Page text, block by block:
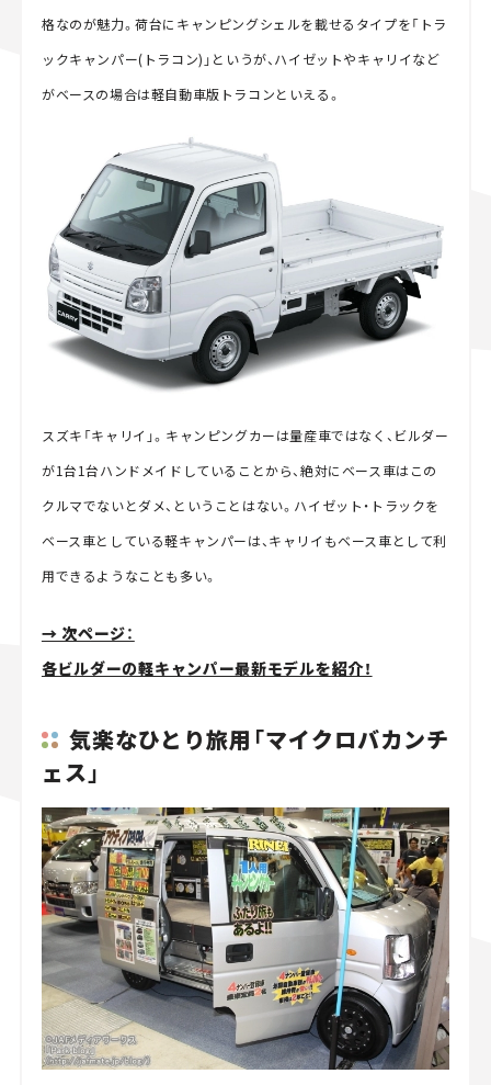
格なのが魅力。荷台にキャンピングシェルを載せるタイプを「トラ
ックキャンパー(トラコン)」というが、ハイゼットやキャリイなど
がベースの場合は軽自動車版トラコンといえる。
スズキ「キャリイ」。キャンピングカーは量産車ではなく、ビルダー
が1台1台ハンドメイドしていることから、絶対にベース車はこの
クルマでないとダメ、ということはない。ハイゼット・トラックを
ベース車としている軽キャンパーは、キャリイもベース車として利
用できるようなことも多い。
→ 次ページ：
各ビルダーの軽キャンパー最新モデルを紹介！
気楽なひとり旅用「マイクロバカンチ
ェス」